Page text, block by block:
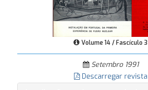
Volume 14 / Fascículo 3
Setembro 1991
Descarregar revista